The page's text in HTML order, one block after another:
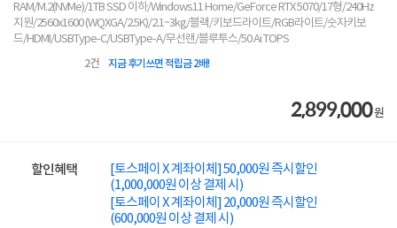
RAM/M.2(NVMe)/1TB SSD 이하/Windows11 Home/GeForce RTX 5070/17형/240Hz
지원/2560x1600 (WQXGA/2.5K)/2.1~3kg/블랙/키보드라이트/RGB라이트/숫자키보
드/HDMI/USBType-C/USBType-A/무선랜/블루투스/50 Ai TOPS
2건 지금 후기쓰면 적립금 2배!
2,899,000원
할인혜택
[토스페이 X 계좌이체] 50,000원 즉시할인
(1,000,000원 이상 결제 시)
[토스페이 X 계좌이체] 20,000원 즉시할인
(600,000원 이상 결제 시)